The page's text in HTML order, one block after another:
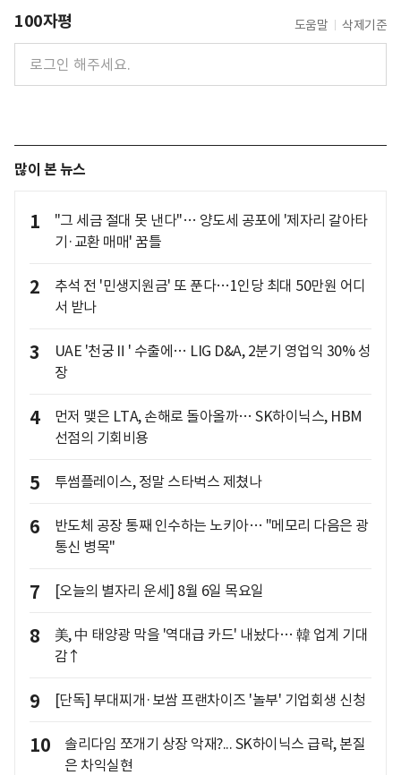
100자평 도움말 삭제기준
많이 본 뉴스
1
"그 세금 절대 못 낸다"… 양도세 공포에 '제자리 갈아타
기·교환 매매' 꿈틀
2
추석 전 '민생지원금' 또 푼다…1인당 최대 50만원 어디
서 받나
3
UAE '천궁Ⅱ' 수출에… LIG D&A, 2분기 영업익 30% 성
장
4
먼저 맺은 LTA, 손해로 돌아올까… SK하이닉스, HBM
선점의 기회비용
5 투썸플레이스, 정말 스타벅스 제쳤나
6
반도체 공장 통째 인수하는 노키아… "메모리 다음은 광
통신 병목"
7 [오늘의 별자리 운세] 8월 6일 목요일
8
美, 中 태양광 막을 '역대급 카드' 내놨다… 韓 업계 기대
감↑
9 [단독] 부대찌개·보쌈 프랜차이즈 '놀부' 기업회생 신청
10
솔리다임 쪼개기 상장 악재?... SK하이닉스 급락, 본질
은 차익실현